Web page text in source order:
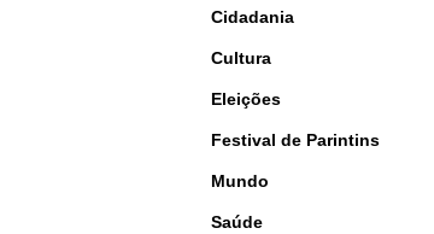
Cidadania
Cultura
Eleições
Festival de Parintins
Mundo
Saúde